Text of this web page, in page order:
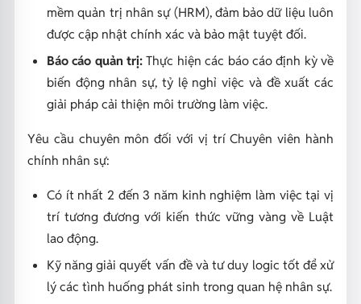
mềm quản trị nhân sự (HRM), đảm bảo dữ liệu luôn
được cập nhật chính xác và bảo mật tuyệt đối.
Báo cáo quản trị: Thực hiện các báo cáo định kỳ về
biến động nhân sự, tỷ lệ nghỉ việc và đề xuất các
giải pháp cải thiện môi trường làm việc.
Yêu cầu chuyên môn đối với vị trí Chuyên viên hành
chính nhân sự:
Có ít nhất 2 đến 3 năm kinh nghiệm làm việc tại vị
trí tương đương với kiến thức vững vàng về Luật
lao động.
Kỹ năng giải quyết vấn đề và tư duy logic tốt để xử
lý các tình huống phát sinh trong quan hệ nhân sự.